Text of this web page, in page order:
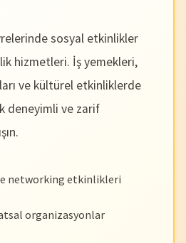
sosyal etkinlikler
hizmetleri. İş yemekleri,
ve kültürel etkinliklerde
deneyimli ve zarif
networking etkinlikleri
organizasyonlar